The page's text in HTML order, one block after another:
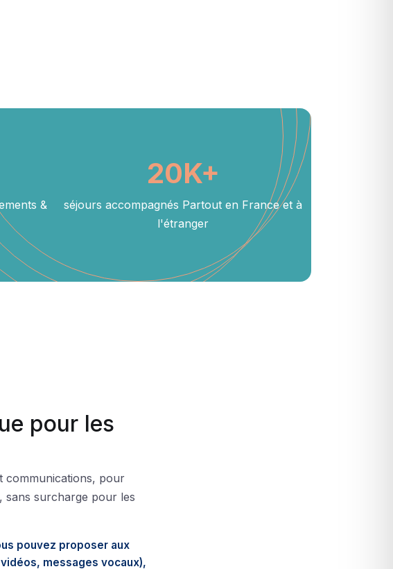
&
20K+
séjours accompagnés Partout en France et à
l'étranger
pour les
communications, pour
sans surcharge pour les
pouvez proposer aux
messages vocaux),